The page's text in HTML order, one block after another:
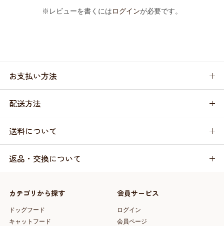
※レビューを書くにはログインが必要です。
お支払い方法
配送方法
送料について
返品・交換について
カテゴリから探す
ドッグフード
キャットフード
会員サービス
ログイン
会員ページ